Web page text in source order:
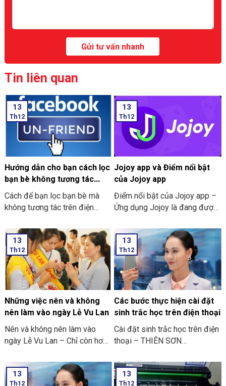
Tin liên quan
13
Th12
Hướng dẫn cho bạn cách lọc
bạn bè không tương tác
trên Facebook nhanh 2024
Cách để bạn lọc bạn bè mà
không tương tác trên điện
13
Th12
Jojoy app và Điểm nổi bật
của Jojoy app
Điểm nổi bật của Jojoy app –
Ứng dụng Jojoy là đang được
đồng người yêu thích các trò
chơi điện tử ở trên điện thoại
di động.
13
Th12
Những việc nên và không
nên làm vào ngày Lễ Vu Lan
Nên và không nên làm vào
ngày Lễ Vu Lan – Chỉ còn hơn
ngày Vu Lan báo hiếu rồi.
THIÊN SƠN COMPUTER chia
13
Th12
Các bước thực hiện cài đặt
sinh trắc học trên điện thoại
Cài đặt sinh trắc học trên điện
thoại – THIÊN SƠN
khảo “các bước thực hiện cài
đặt sinh trắc học trên điện
13
Th12
13
Th12